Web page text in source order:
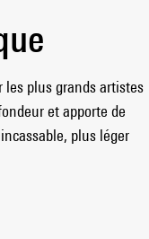
les plus grands artistes
et apporte de
plus léger